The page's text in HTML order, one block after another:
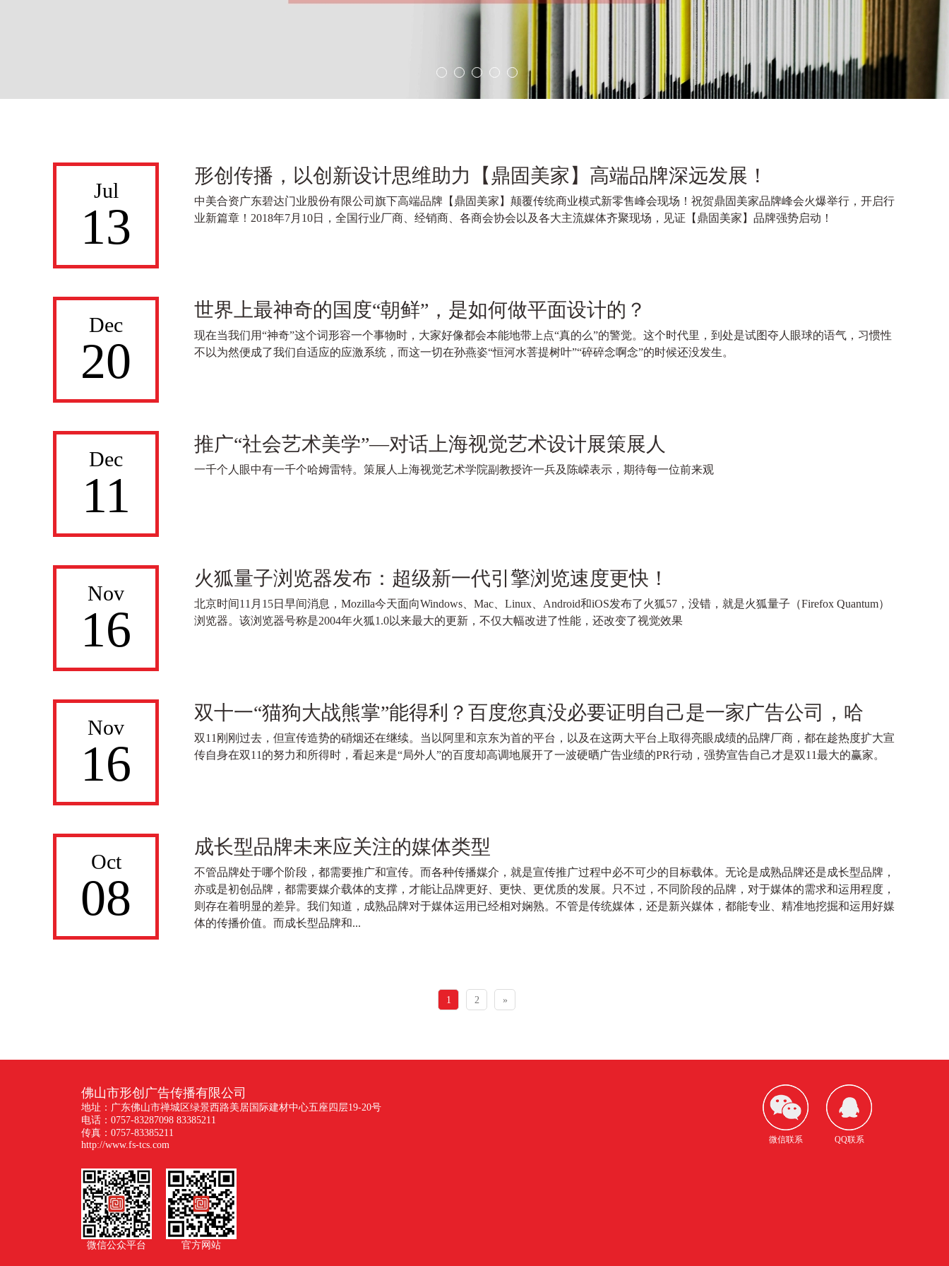
Jul
13
形创传播，以创新设计思维助力【鼎固美家】高端品牌深远发展！
中美合资广东碧达门业股份有限公司旗下高端品牌【鼎固美家】颠覆传统商业模式新零售峰会现场！祝贺鼎固美家品牌峰会火爆举行，开启行
业新篇章！2018年7月10日，全国行业厂商、经销商、各商会协会以及各大主流媒体齐聚现场，见证【鼎固美家】品牌强势启动！
Dec
20
世界上最神奇的国度“朝鲜”，是如何做平面设计的？
现在当我们用“神奇”这个词形容一个事物时，大家好像都会本能地带上点“真的么”的警觉。这个时代里，到处是试图夺人眼球的语气，习惯性
不以为然便成了我们自适应的应激系统，而这一切在孙燕姿“恒河水菩提树叶”“碎碎念啊念”的时候还没发生。
Dec
11
推广“社会艺术美学”—对话上海视觉艺术设计展策展人
一千个人眼中有一千个哈姆雷特。策展人上海视觉艺术学院副教授许一兵及陈嵘表示，期待每一位前来观
Nov
16
火狐量子浏览器发布：超级新一代引擎浏览速度更快！
北京时间11月15日早间消息，Mozilla今天面向Windows、Mac、Linux、Android和iOS发布了火狐57，没错，就是火狐量子（Firefox Quantum）
浏览器。该浏览器号称是2004年火狐1.0以来最大的更新，不仅大幅改进了性能，还改变了视觉效果
Nov
16
双十一“猫狗大战熊掌”能得利？百度您真没必要证明自己是一家广告公司，哈
双11刚刚过去，但宣传造势的硝烟还在继续。当以阿里和京东为首的平台，以及在这两大平台上取得亮眼成绩的品牌厂商，都在趁热度扩大宣
传自身在双11的努力和所得时，看起来是“局外人”的百度却高调地展开了一波硬晒广告业绩的PR行动，强势宣告自己才是双11最大的赢家。
Oct
08
成长型品牌未来应关注的媒体类型
不管品牌处于哪个阶段，都需要推广和宣传。而各种传播媒介，就是宣传推广过程中必不可少的目标载体。无论是成熟品牌还是成长型品牌，
亦或是初创品牌，都需要媒介载体的支撑，才能让品牌更好、更快、更优质的发展。只不过，不同阶段的品牌，对于媒体的需求和运用程度，
则存在着明显的差异。我们知道，成熟品牌对于媒体运用已经相对娴熟。不管是传统媒体，还是新兴媒体，都能专业、精准地挖掘和运用好媒
体的传播价值。而成长型品牌和...
1 2 »
佛山市形创广告传播有限公司
地址：广东佛山市禅城区绿景西路美居国际建材中心五座四层19-20号
电话：0757-83287098 83385211
传真：0757-83385211
http://www.fs-tcs.com
微信公众平台 官方网站
微信联系 QQ联系